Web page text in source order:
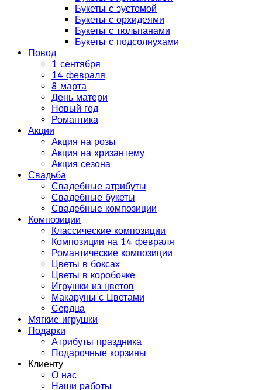
Букеты с эустомой
Букеты с орхидеями
Букеты с тюльпанами
Букеты с подсолнухами
Повод
1 сентября
14 февраля
8 марта
День матери
Новый год
Романтика
Акции
Акция на розы
Акция на хризантему
Акция сезона
Свадьба
Свадебные атрибуты
Свадебные букеты
Свадебные композиции
Композиции
Классические композиции
Композиции на 14 февраля
Романтические композиции
Цветы в боксах
Цветы в коробочке
Игрушки из цветов
Макаруны с Цветами
Сердца
Мягкие игрушки
Подарки
Атрибуты праздника
Подарочные корзины
Клиенту
О нас
Наши работы